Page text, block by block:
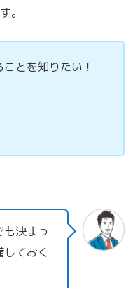
。
とを知りたい！
決まっ
ておく